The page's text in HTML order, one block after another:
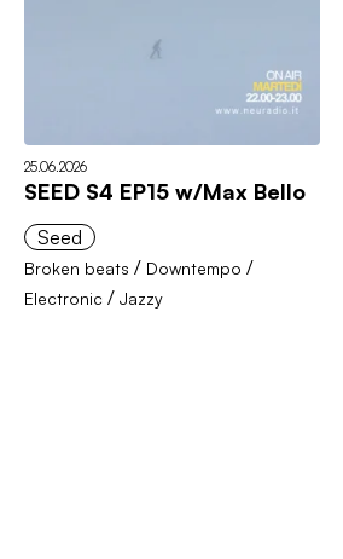
25.06.2026
SEED S4 EP15 w/Max Bello
Seed
Broken beats / Downtempo /
Electronic / Jazzy